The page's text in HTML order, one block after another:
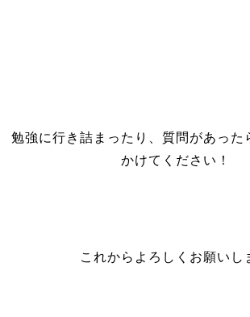
勉強に行き詰まったり、質問があった
かけてください！
これからよろしくお願いし